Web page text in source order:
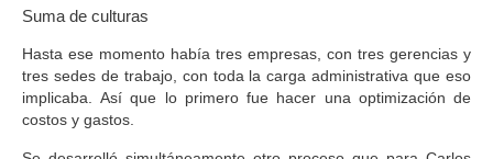
Suma de culturas
Hasta ese momento había tres empresas, con tres gerencias y
tres sedes de trabajo, con toda la carga administrativa que eso
implicaba.Así que lo primero fue hacer una optimización de
costos y gastos.